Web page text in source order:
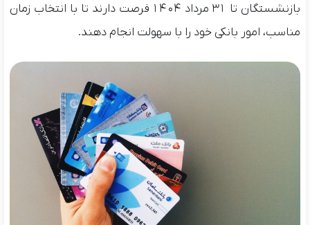
بازنشستگان تا ۳۱ مرداد ۱۴۰۴ فرصت دارند تا با انتخاب زمان
مناسب، امور بانکی خود را با سهولت انجام دهند.